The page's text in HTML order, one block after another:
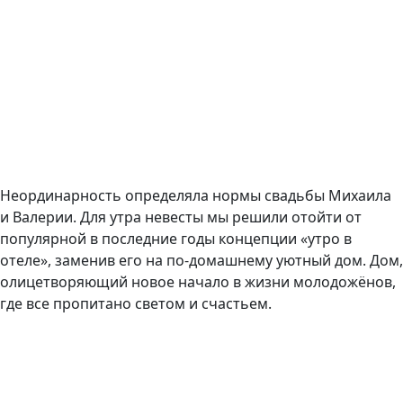
Неординарность определяла нормы свадьбы Михаила
и Валерии. Для утра невесты мы решили отойти от
популярной в последние годы концепции «утро в
отеле», заменив его на по-домашнему уютный дом. Дом,
олицетворяющий новое начало в жизни молодожёнов,
где все пропитано светом и счастьем.